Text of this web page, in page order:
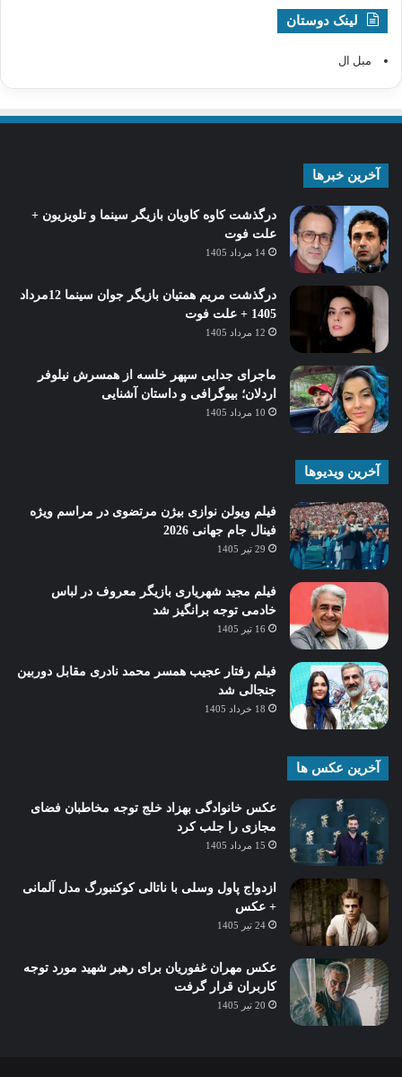
لینک دوستان
مبل ال
آخرین خبرها
درگذشت کاوه کاویان بازیگر سینما و تلویزیون +
علت فوت
14 مرداد 1405
درگذشت مریم همتیان بازیگر جوان سینما 12مرداد
1405 + علت فوت
12 مرداد 1405
ماجرای جدایی سپهر خلسه از همسرش نیلوفر
اردلان؛ بیوگرافی و داستان آشنایی
10 مرداد 1405
آخرین ویدیوها
فیلم ویولن نوازی بیژن مرتضوی در مراسم ویژه
فینال جام جهانی 2026
29 تیر 1405
فیلم مجید شهریاری بازیگر معروف در لباس
خادمی توجه برانگیز شد
16 تیر 1405
فیلم رفتار عجیب همسر محمد نادری مقابل دوربین
جنجالی شد
18 خرداد 1405
آخرین عکس ها
عکس خانوادگی بهزاد خلج توجه مخاطبان فضای
مجازی را جلب کرد
15 مرداد 1405
ازدواج پاول وسلی با ناتالی کوکنبورگ مدل آلمانی
+ عکس
24 تیر 1405
عکس مهران غفوریان برای رهبر شهید مورد توجه
کاربران قرار گرفت
20 تیر 1405